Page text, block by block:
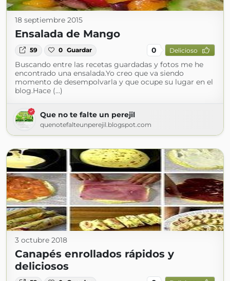
18 septiembre 2015
Ensalada de Mango
59 0 Guardar 0 Delicioso
Buscando entre las recetas guardadas y fotos me he
encontrado una ensalada.Yo creo que va siendo
momento de desempolvarla y que ocupe su lugar en el
blog.Hace (...)
Que no te falte un perejil
quenotefalteunperejil.blogspot.com
3 octubre 2018
Canapés enrollados rápidos y
deliciosos